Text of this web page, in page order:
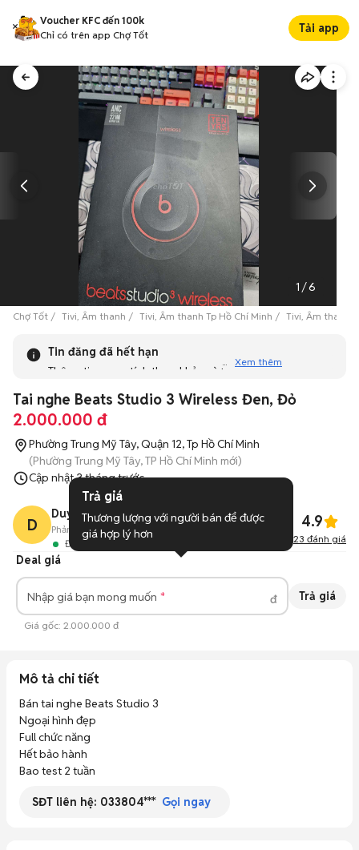
Voucher KFC đến 100k
Chỉ có trên app Chợ Tốt
Tải app
1 /6
Chợ Tốt Tivi, Âm thanh Tivi, Âm thanh Tp Hồ Chí Minh Tivi, Âm thanh
Tin đăng đã hết hạn
Thông tin mang tính tham khảo và bạn không thể liên hệ
tương tự khác dưới đây nhé!
Xem thêm
Tai nghe Beats Studio 3 Wireless Đen, Đỏ
2.000.000 đ
Phường Trung Mỹ Tây, Quận 12, Tp Hồ Chí Minh
(Phường Trung Mỹ Tây, TP Hồ Chí Minh mới)
Cập nhật3 tháng trước
D
Duy
Đang hoạt động
Phản hồi: 76%12 Đã bán 4.9
23 đánh giá
Deal giá
Nhập giá bạn mong muốn đ Trả giá
Giá gốc: 2.000.000 đ
Mô tả chi tiết
Bán tai nghe Beats Studio 3
Ngoại hình đẹp
Full chức năng
Hết bảo hành
Bao test 2 tuần
SĐT liên hệ: 033804*** Gọi ngay
Trả giá
Thương lượng với người bán để được
giá hợp lý hơn